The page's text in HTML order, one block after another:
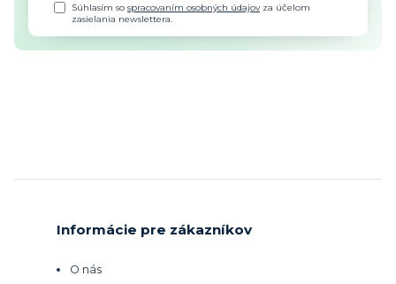
Súhlasím sospracovaním osobných údajovza účelom
zasielania newslettera.
Informácie pre zákazníkov
O nás